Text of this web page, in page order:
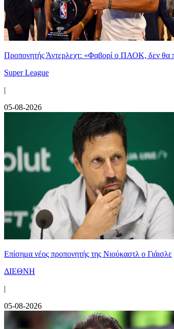
Προπονητής Άντερλεχτ: «Φαβορί ο ΠΑΟΚ, δεν θα
Super League
|
05-08-2026
Επίσημα νέος προπονητής της Νιούκαστλ ο Γιάισλε
ΔΙΕΘΝΗ
|
05-08-2026